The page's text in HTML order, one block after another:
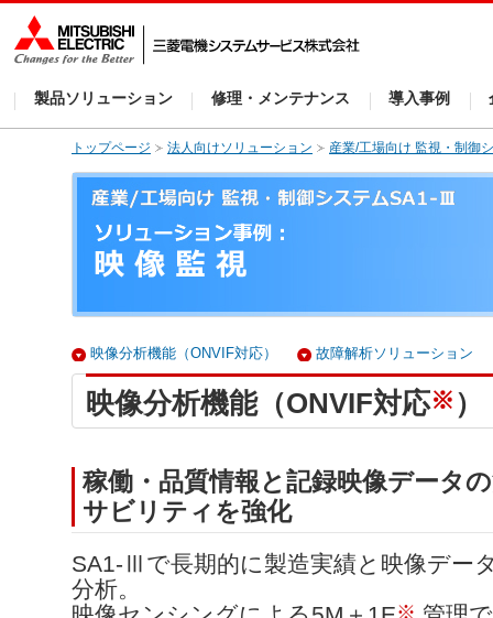
製品ソリューション 修理・メンテナンス 導入事例
トップページ 法人向けソリューション 産業/工場向け 監視・制御
映像分析機能（ONVIF対応） 故障解析ソリューション
映像分析機能（ONVIF対応※ ）
稼働・品質情報と記録映像データ
サビリティを強化
SA1-Ⅲで長期的に製造実績と映像デー
分析。
※